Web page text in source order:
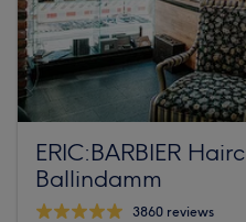
ERIC:BARBIER
Ballindamm
3860 reviews